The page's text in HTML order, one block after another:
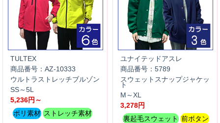
TULTEX
商品番号：AZ-10333
ウルトラストレッチブルゾン
SS～5L
5,236円～
ポリ素材 ストレッチ素材
ユナイテッドアスレ
商品番号：5789
スウェットスナップジャケッ
ト
M～XL
3,278円
裏起毛スウェット 前ボタン